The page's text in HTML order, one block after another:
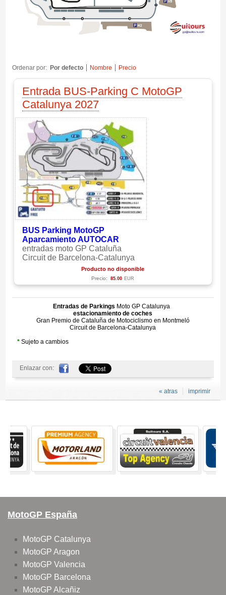
Ordenar por: Por defecto Nombre Precio
Entrada BUS-Parking C MotoGP
Catalunya 2027
BUS Parking MotoGP
Aparcamiento AUTOCAR
entradas moto GP Cataluña
Circuit de Barcelona-Catalunya
Producto no disponible
Precio: 85.00 EUR
Entradas de Parkings Moto GP Catalunya
estacionamiento de coches
Gran Premio de Cataluña de Motociclismo en Montmeló
Circuit de Barcelona-Catalunya
*Sujeto a cambios
Enlazar con:
imprimir
« atras
MotoGP España
MotoGP Catalunya
MotoGP Aragon
MotoGP Valencia
MotoGP Barcelona
MotoGP Alcañiz